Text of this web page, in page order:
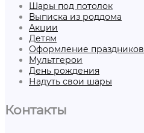
Шары под потолок
Выписка из роддома
Акции
Детям
Оформление праздников
Мультгерои
День рождения
Надуть свои шары
Контакты